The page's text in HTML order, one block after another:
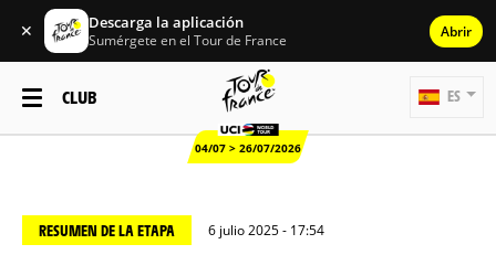
✕ Descarga la aplicación
Sumérgete en el Tour de France Abrir
CLUB
04/07 > 26/07/2026
ES
RESUMEN DE LA ETAPA 6 julio 2025 - 17:54